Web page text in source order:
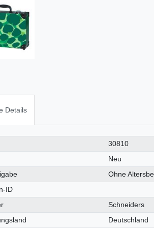
Details
30810
Neu
Ohne
ID
Schneiders
Deutschland